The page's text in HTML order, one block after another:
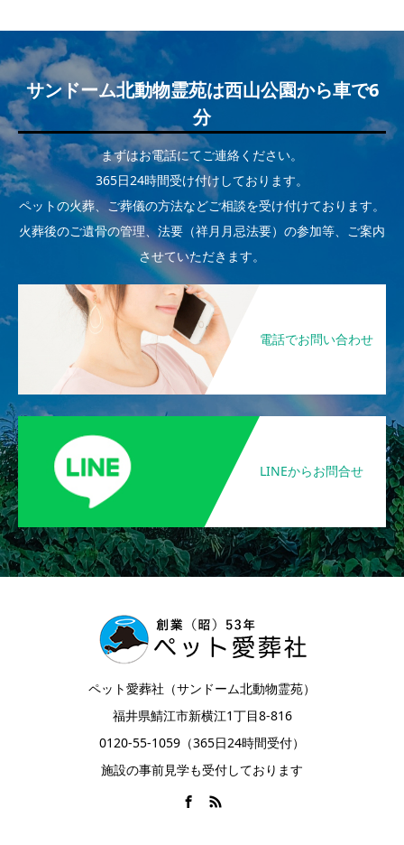
サンドーム北動物霊苑は西山公園から車で6
分
まずはお電話にてご連絡ください。
365日24時間受け付けしております。
ペットの火葬、ご葬儀の方法などご相談を受け付けております。
火葬後のご遺骨の管理、法要（祥月月忌法要）の参加等、ご案内
させていただきます。
電話でお問い合わせ
LINEからお問合せ
ペット愛葬社（サンドーム北動物霊苑）
福井県鯖江市新横江1丁目8-816
0120-55-1059（365日24時間受付）
施設の事前見学も受付しております